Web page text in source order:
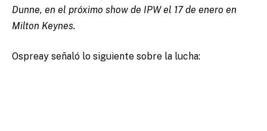
Dunne, en el próximo show de IPW el 17 de enero en
Milton Keynes.
Ospreay señaló lo siguiente sobre la lucha: